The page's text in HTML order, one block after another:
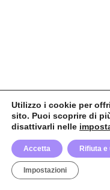
Utilizzo i cookie per
sito. Puoi scoprire di
disattivarli nelle
Accetta Rifiuta
Impostazioni